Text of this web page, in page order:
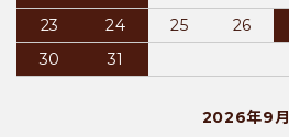
23
24 25 26
30
31
2026年9月